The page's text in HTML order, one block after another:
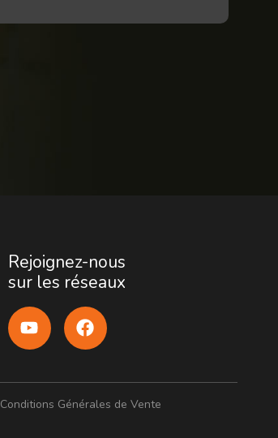
Rejoignez-nous
sur les réseaux
Conditions Générales de Vente